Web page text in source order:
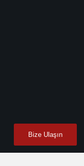
Bize Ulaşın